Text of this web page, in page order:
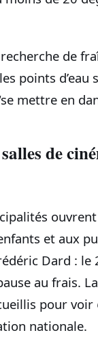
de
points d’eau
mettre en
de
et aux
Dard : le
au frais.
pour voir
nationale.